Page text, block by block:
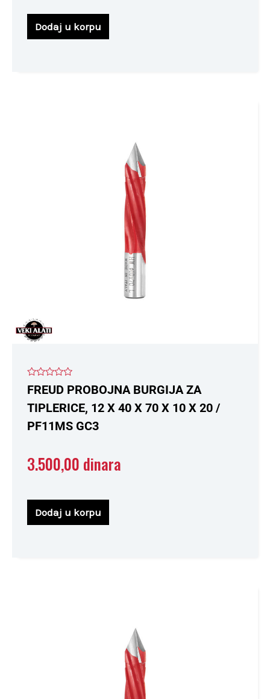
Dodaj u korpu
Ocenjeno
sa
FREUD PROBOJNA BURGIJA ZA
TIPLERICE, 12 X 40 X 70 X 10 X 20 /
PF11MS GC3
3.500,00 dinara
Dodaj u korpu